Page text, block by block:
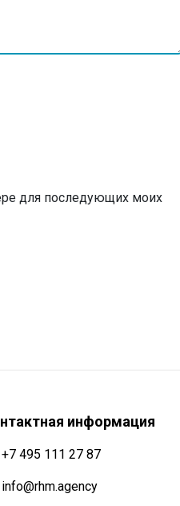
для последующих моих
информация
+7 495 111 27 87
info@rhm.agency